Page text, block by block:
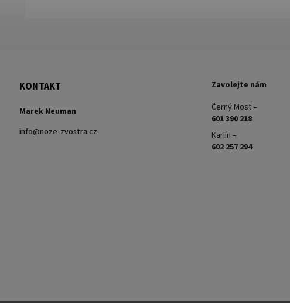
KONTAKT
Marek Neuman
info@noze-zvostra.cz
Zavolejte nám
Černý Most –
601 390 218
Karlín –
602 257 294